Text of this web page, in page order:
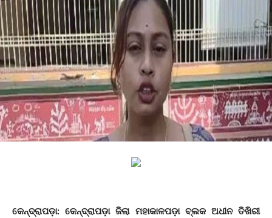
କେନ୍ଦ୍ରାପଡ଼ା: କେନ୍ଦ୍ରାପଡ଼ା ଜିଲା ମହାକାଳପଡ଼ା ବ୍ଲକ ଅଧୀନ ତିଖିରୀ